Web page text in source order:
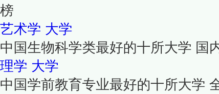
榜
艺术学 大学
中国生物科学类最好的十所大学 国
理学 大学
中国学前教育专业最好的十所大学